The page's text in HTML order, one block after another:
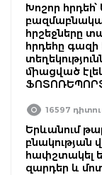
Խոշոր
հրշեջները
հրդեհը
միացված
16597
Երևանում
բնակության
հափշտակել
զարդեր և